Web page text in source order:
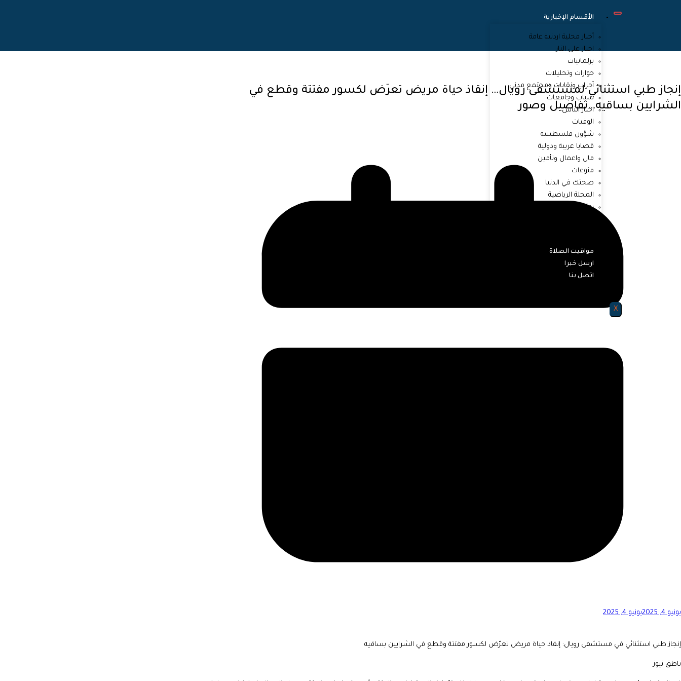
الأقسام الإخبارية
أخبار محلية اردنية عامة
اخبار على النار
برلمانيات
حوارات وتحليلات
أحزاب ونقابات ومجتمع مدني
شباب وجامعات
اخبار الناس
الوفيات
شؤون فلسطينية
قضايا عربية ودولية
مال واعمال وتأمين
منوعات
صحتك في الدنيا
المجلة الرياضية
يوتيوب
مواقيت الصلاة
ارسل خبرا
اتصل بنا
X
إنجاز طبي استثنائي لمستشفى رويال… إنقاذ حياة مريض تعرّض لكسور مفتتة وقطع في
الشرايين بساقيه…تفاصيل وصور
يونيو 4, 2025 يونيو 4, 2025
إنجاز طبي استثنائي في مستشفى رويال: إنقاذ حياة مريض تعرّض لكسور مفتتة وقطع في الشرايين بساقيه
ناطق نيوز